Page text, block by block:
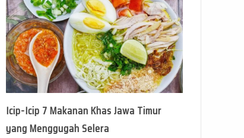
Icip-Icip 7 Makanan Khas Jawa Timur
yang Menggugah Selera